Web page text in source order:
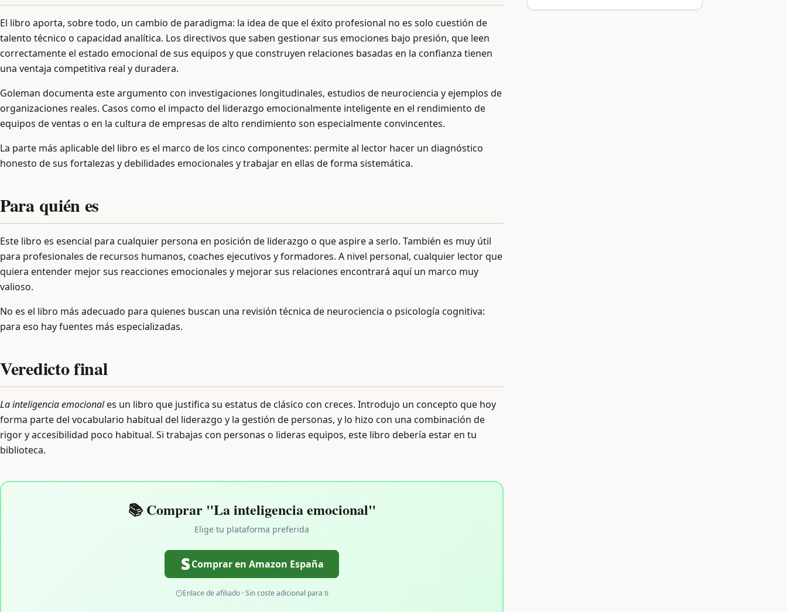
El libro aporta, sobre todo, un cambio de paradigma: la idea de que el éxito profesional no es solo cuestión de
talento técnico o capacidad analítica. Los directivos que saben gestionar sus emociones bajo presión, que leen
correctamente el estado emocional de sus equipos y que construyen relaciones basadas en la confianza tienen
una ventaja competitiva real y duradera.
Goleman documenta este argumento con investigaciones longitudinales, estudios de neurociencia y ejemplos de
organizaciones reales. Casos como el impacto del liderazgo emocionalmente inteligente en el rendimiento de
equipos de ventas o en la cultura de empresas de alto rendimiento son especialmente convincentes.
La parte más aplicable del libro es el marco de los cinco componentes: permite al lector hacer un diagnóstico
honesto de sus fortalezas y debilidades emocionales y trabajar en ellas de forma sistemática.
Para quién es
Este libro es esencial para cualquier persona en posición de liderazgo o que aspire a serlo. También es muy útil
para profesionales de recursos humanos, coaches ejecutivos y formadores. A nivel personal, cualquier lector que
quiera entender mejor sus reacciones emocionales y mejorar sus relaciones encontrará aquí un marco muy
valioso.
No es el libro más adecuado para quienes buscan una revisión técnica de neurociencia o psicología cognitiva:
para eso hay fuentes más especializadas.
Veredicto final
La inteligencia emocionales un libro que justifica su estatus de clásico con creces. Introdujo un concepto que hoy
forma parte del vocabulario habitual del liderazgo y la gestión de personas, y lo hizo con una combinación de
rigor y accesibilidad poco habitual. Si trabajas con personas o lideras equipos, este libro debería estar en tu
biblioteca.
📚 Comprar "La inteligencia emocional"
Elige tu plataforma preferida
Comprar en Amazon España
Enlace de afiliado · Sin coste adicional para ti